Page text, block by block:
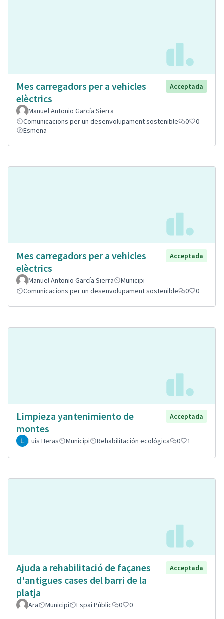
Mes carregadors per a vehicles
elèctrics
Acceptada
Manuel Antonio García Sierra
Comunicacions per un desenvolupament sostenible
0
0
Esmena
Mes carregadors per a vehicles
elèctrics
Acceptada
Manuel Antonio García Sierra
Municipi
Comunicacions per un desenvolupament sostenible
0 0
Limpieza yantenimiento de
montes
Acceptada
Luis Heras Municipi Rehabilitación ecológica 0 1
Ajuda a rehabilitació de façanes
d'antigues cases del barri de la
platja
Acceptada
Ara Municipi Espai Públic 0 0